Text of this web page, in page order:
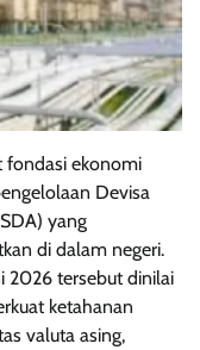
fondasi ekonomi
Devisa
yang
di dalam negeri.
2026 tersebut dinilai
ketahanan
valuta asing,